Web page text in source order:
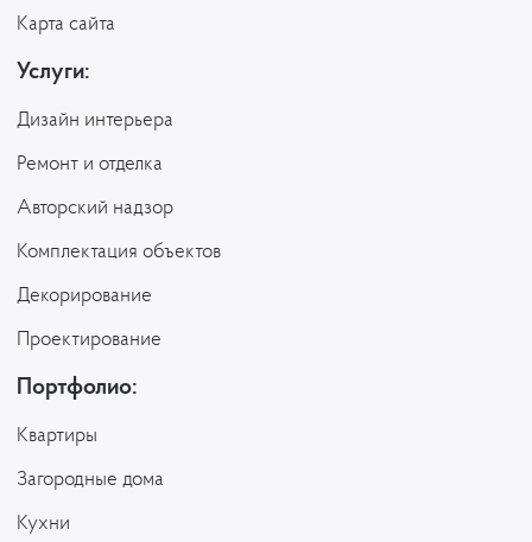
Карта сайта
Услуги:
Дизайн интерьера
Ремонт и отделка
Авторский надзор
Комплектация объектов
Декорирование
Проектирование
Портфолио:
Квартиры
Загородные дома
Кухни